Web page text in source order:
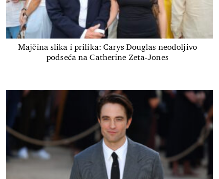
Majčina slika i prilika: Carys Douglas neodoljivo
podseća na Catherine Zeta-Jones